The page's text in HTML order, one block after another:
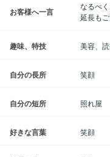
お客様へ一言
なるべ
延長も
趣味、特技 美容、
自分の長所 笑顔
自分の短所 照れ屋
好きな言葉 笑顔